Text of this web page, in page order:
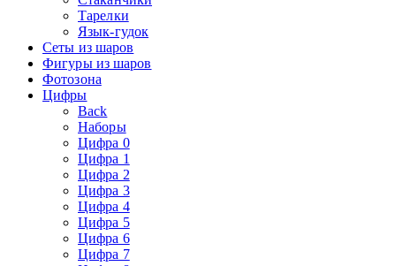
Тарелки
Язык-гудок
Сеты из шаров
Фигуры из шаров
Фотозона
Цифры
Back
Наборы
Цифра 0
Цифра 1
Цифра 2
Цифра 3
Цифра 4
Цифра 5
Цифра 6
Цифра 7